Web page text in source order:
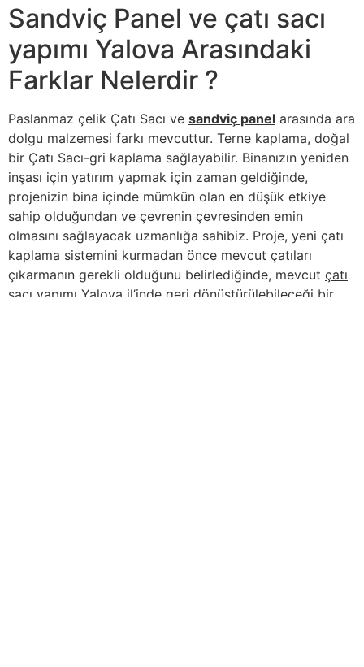
Sandviç Panel ve çatı sacı
yapımı Yalova Arasındaki
Farklar Nelerdir ?
Paslanmaz çelik Çatı Sacı ve sandviç panel arasında ara
dolgu malzemesi farkı mevcuttur. Terne kaplama, doğal
bir Çatı Sacı-gri kaplama sağlayabilir. Binanızın yeniden
inşası için yatırım yapmak için zaman geldiğinde,
projenizin bina içinde mümkün olan en düşük etkiye
sahip olduğundan ve çevrenin çevresinden emin
olmasını sağlayacak uzmanlığa sahibiz. Proje, yeni çatı
kaplama sistemini kurmadan önce mevcut çatıları
çıkarmanın gerekli olduğunu belirlediğinde, mevcut çatı
sacı yapımı Yalova il’inde geri dönüştürülebileceği bir